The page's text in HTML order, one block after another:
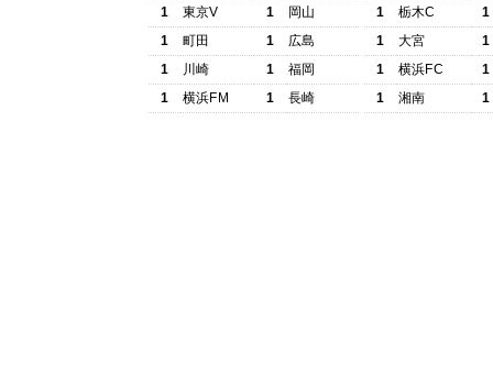
1
東京V 1
岡山
1
町田 1
広島
1
川崎 1
福岡
1
横浜FM 1 長崎
1
栃木C
1
1
大宮
1
1
横浜FC
1
1
湘南 1